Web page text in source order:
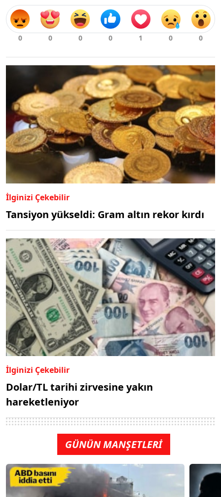
İlginizi Çekebilir
Tansiyon yükseldi: Gram altın rekor kırdı
İlginizi Çekebilir
Dolar/TL tarihi zirvesine yakın
hareketleniyor
GÜNÜN MANŞETLERİ